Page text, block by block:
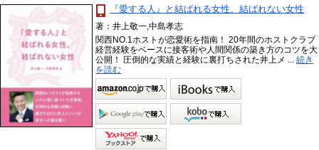
『愛する人』と結ばれる女性、結ばれない女性
著：井上敬一,中島孝志
関西NO.1ホストが恋愛術を指南！ 20年間のホストクラブ
経営経験をベースに接客術や人間関係の築き方のコツを大
公開！ 圧倒的な実績と経験に裏打ちされた井上メ ...続き
を読む